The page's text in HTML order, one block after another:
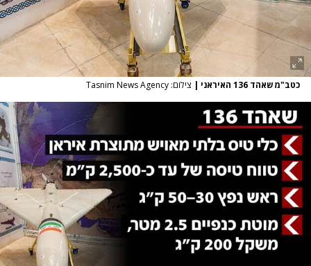
כטב"מ שאהד 136 האיראני | צילום: Tasnim News Agency